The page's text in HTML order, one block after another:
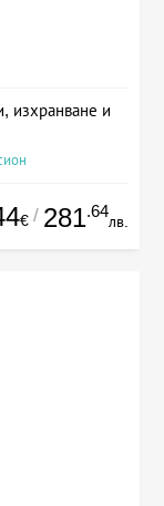
изхранване и
€ / 281.64
лв.